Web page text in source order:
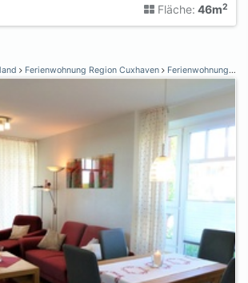
Fläche: 46m2
Ferienwohnung Region Cuxhaven Ferienwohnung Dorum-Neufeld